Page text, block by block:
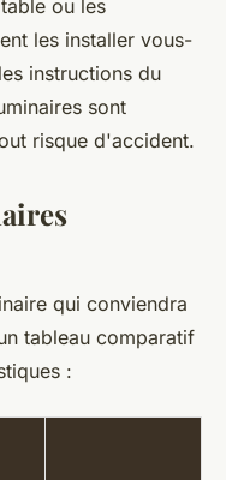
ou les
les installer vous-
instructions du
sont
risque d'accident.
qui conviendra
tableau comparatif
: